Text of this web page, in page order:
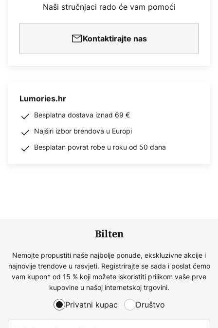
Naši stručnjaci rado će vam pomoći
Kontaktirajte nas
Lumories.hr
Besplatna dostava iznad 69 €
Najširi izbor brendova u Europi
Besplatan povrat robe u roku od 50 dana
Bilten
Nemojte propustiti naše najbolje ponude, ekskluzivne akcije i
najnovije trendove u rasvjeti. Registrirajte se sada i poslat ćemo
vam kupon* od 15 % koji možete iskoristiti prilikom vaše prve
kupovine u našoj internetskoj trgovini.
Privatni kupac Društvo